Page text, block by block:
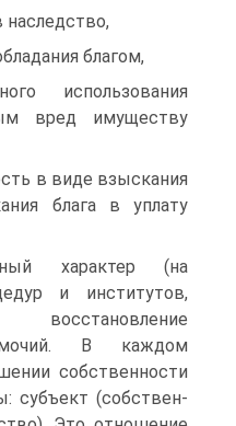
наследство,
благом,
использования
вред имуществу
в виде взыскания
блага в уплату
характер (на
и институтов,
В каждом
собствен­ности
субъект (собствен­